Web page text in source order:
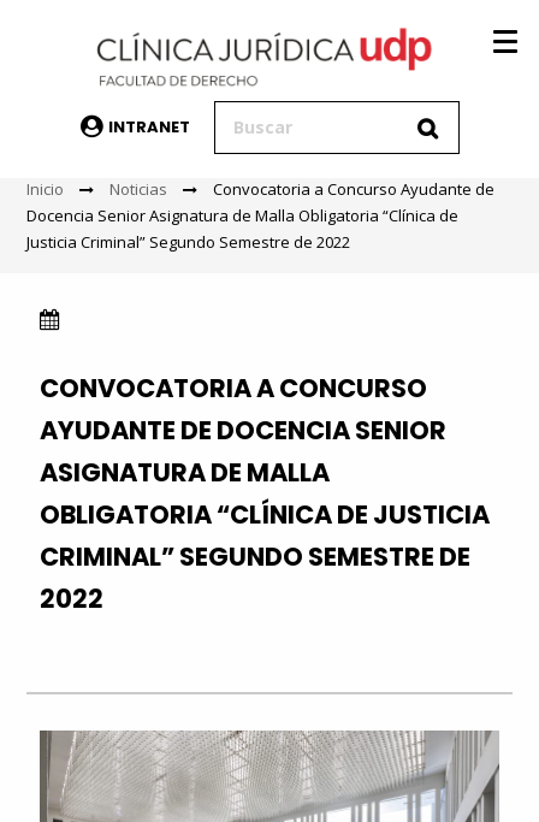
INTRANET
Inicio Noticias
Convocatoria a Concurso Ayudante de
Docencia Senior Asignatura de Malla Obligatoria “Clínica de
Justicia Criminal” Segundo Semestre de 2022
CONVOCATORIA A CONCURSO
AYUDANTE DE DOCENCIA SENIOR
ASIGNATURA DE MALLA
OBLIGATORIA “CLÍNICA DE JUSTICIA
CRIMINAL” SEGUNDO SEMESTRE DE
2022